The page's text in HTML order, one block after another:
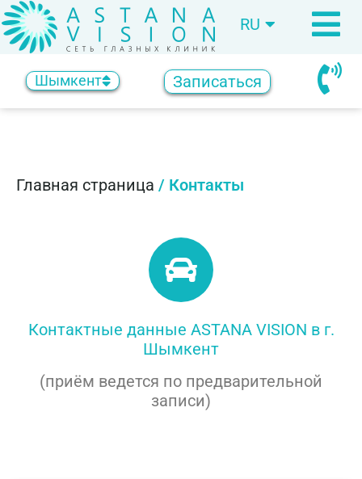
RU
KZ
Шымкент Записаться
Главная страница / Контакты
Контактные данные ASTANA VISION в г.
Шымкент
(приём ведется по предварительной
записи)